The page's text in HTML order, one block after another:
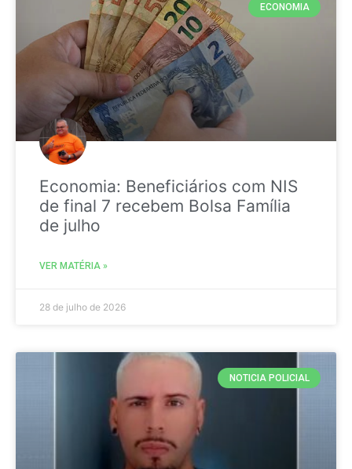
ECONOMIA
Economia: Beneficiários com NIS
de final 7 recebem Bolsa Família
de julho
VER MATÉRIA »
28 de julho de 2026
NOTICIA POLICIAL